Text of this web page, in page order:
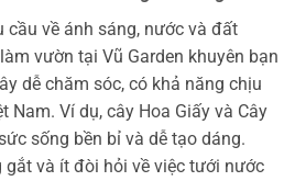
cầu về ánh sáng, nước và đất
vườn tại Vũ Garden khuyên bạn
dễ chăm sóc, có khả năng chịu
Nam. Ví dụ, cây Hoa Giấy và Cây
sống bền bỉ và dễ tạo dáng.
gắt và ít đòi hỏi về việc tưới nước